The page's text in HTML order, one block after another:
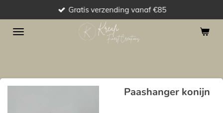
direct
naar
Gratis verzending vanaf €85
Paashanger konijn